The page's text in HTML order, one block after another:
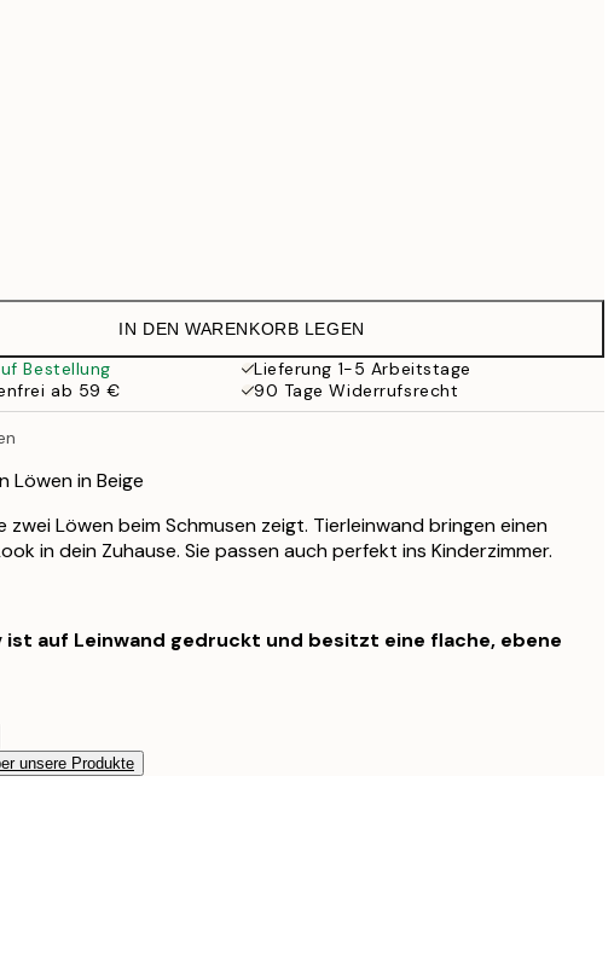
IN DEN WARENKORB LEGEN
Bestellung
Lieferung 1-5 Arbeitstage
ab 59 €
90 Tage Widerrufsrecht
Löwen in Beige
zwei Löwen beim Schmusen zeigt. Tierleinwand bringen einen
in dein Zuhause. Sie passen auch perfekt ins Kinderzimmer.
ist auf Leinwand gedruckt und besitzt eine flache, ebene
unsere Produkte